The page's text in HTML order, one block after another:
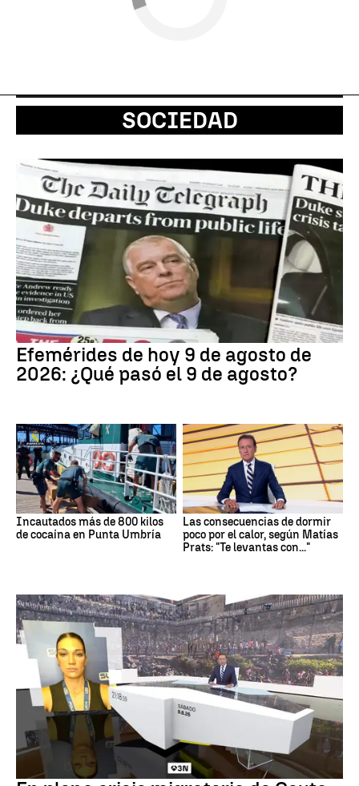
SOCIEDAD
Efemérides de hoy 9 de agosto de
2026: ¿Qué pasó el 9 de agosto?
Incautados más de 800 kilos
de cocaína en Punta Umbría
Las consecuencias de dormir
poco por el calor, según Matías
Prats: "Te levantas con..."
Crisis en Ceuta